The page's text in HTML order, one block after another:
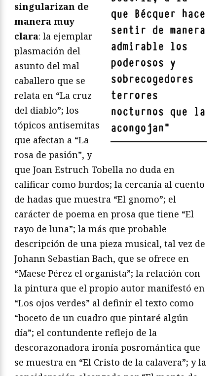
que Bécquer hace
sentir de manera
admirable los
poderosos y
sobrecogedores
terrores
nocturnos que la
acongojan"
singularizan de
manera muy
clara: la ejemplar
plasmación del
asunto del mal
caballero que se
relata en “La cruz
del diablo”; los
tópicos antisemitas
que afectan a “La
rosa de pasión”, y
que Joan Estruch Tobella no duda en
calificar como burdos; la cercanía al cuento
de hadas que muestra “El gnomo”; el
carácter de poema en prosa que tiene “El
rayo de luna”; la más que probable
descripción de una pieza musical, tal vez de
Johann Sebastian Bach, que se ofrece en
“Maese Pérez el organista”; la relación con
la pintura que el propio autor manifestó en
“Los ojos verdes” al definir el texto como
“boceto de un cuadro que pintaré algún
día”; el contundente reflejo de la
descorazonadora ironía posromántica que
se muestra en “El Cristo de la calavera”; y la